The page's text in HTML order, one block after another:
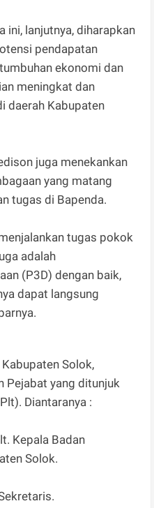
ini, lanjutnya, diharapkan
pendapatan
ekonomi dan
meningkat dan
daerah Kabupaten
juga menekankan
yang matang
tugas di Bapenda.
tugas pokok
adalah
(P3D) dengan baik,
dapat langsung
Solok,
Pejabat yang ditunjuk
Diantaranya :
Kepala Badan
Solok.